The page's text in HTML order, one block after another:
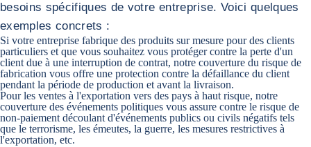
besoins spécifiques de votre entreprise. Voici quelques
exemples concrets :
Si votre entreprise fabrique des produits sur mesure pour des clients
particuliers et que vous souhaitez vous protéger contre la perte d'un
client due à une interruption de contrat, notre couverture du risque de
fabrication vous offre une protection contre la défaillance du client
pendant la période de production et avant la livraison.
Pour les ventes à l'exportation vers des pays à haut risque, notre
couverture des événements politiques vous assure contre le risque de
non-paiement découlant d'événements publics ou civils négatifs tels
que le terrorisme, les émeutes, la guerre, les mesures restrictives à
l'exportation, etc.